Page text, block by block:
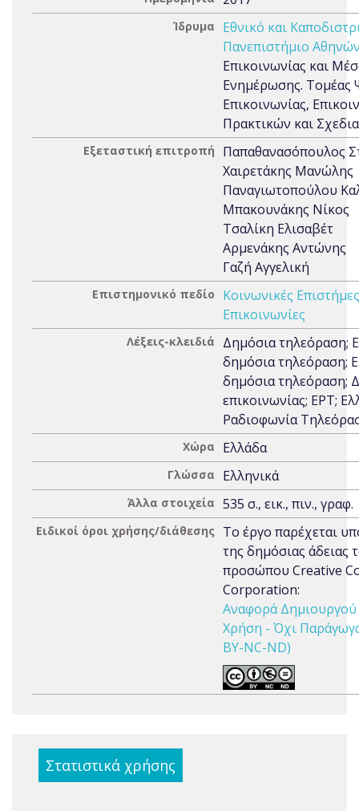
Ίδρυμα
Εθνικό και
Πανεπιστήμιο
Επικοινωνίας και
Ενημέρωσης. Τομέας
Επικοινωνίας,
Πρακτικών και
Εξεταστική επιτροπή
Παπαθανασόπουλος
Χαιρετάκης Μανώλης
Παναγιωτοπούλου
Μπακουνάκης Νίκος
Τσαλίκη Ελισαβέτ
Αρμενάκης Αντώνης
Γαζή Αγγελική
Επιστημονικό πεδίο
Κοινωνικές Επιστήμες
Επικοινωνίες
Λέξεις-κλειδιά
Δημόσια τηλεόραση;
δημόσια τηλεόραση;
δημόσια τηλεόραση;
επικοινωνίας; ΕΡΤ;
Ραδιοφωνία
Χώρα Ελλάδα
Γλώσσα Ελληνικά
Άλλα στοιχεία 535 σ., εικ., πιν., γραφ.
Ειδικοί όροι χρήσης/διάθεσης Το έργο παρέχεται
της δημόσιας άδειας
προσώπου Creative
Corporation:
Αναφορά
Χρήση - Όχι
BY-NC-ND)
Στατιστικά χρήσης